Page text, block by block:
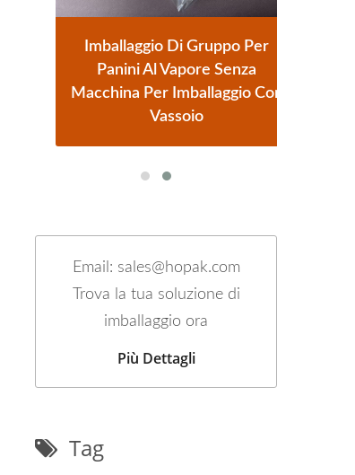
Imballaggio Di Gruppo Per
Panini Al Vapore Senza
Macchina Per Imballaggio Con
Vassoio
Email: sales@hopak.com
Trova la tua soluzione di
imballaggio ora
Più Dettagli
Tag